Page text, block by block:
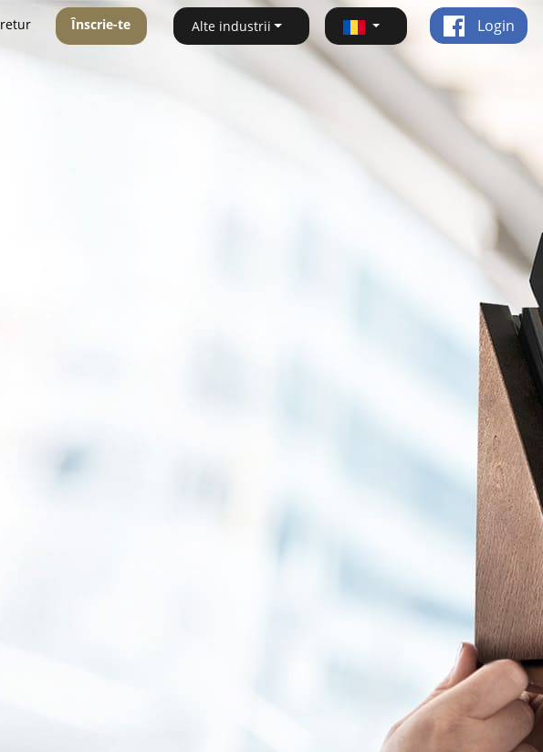
Înscrie-te Alte industrii Login